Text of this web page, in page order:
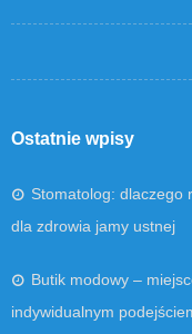
Ostatnie wpisy
Stomatolog: dlaczego
dla zdrowia jamy ustnej
Butik modowy –
indywidualnym